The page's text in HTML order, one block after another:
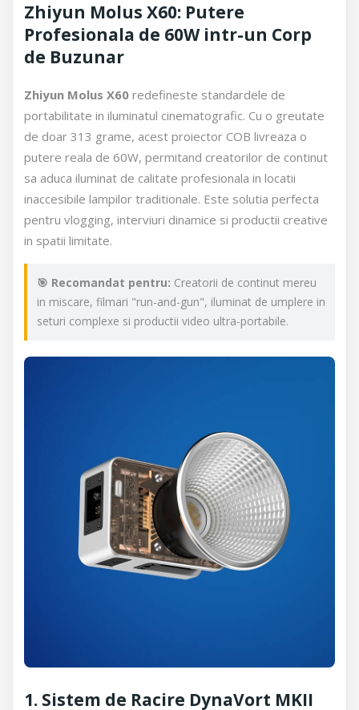
Zhiyun Molus X60: Putere
Profesionala de 60W intr-un Corp
de Buzunar
Zhiyun Molus X60 redefineste standardele de
portabilitate in iluminatul cinematografic. Cu o greutate
de doar 313 grame, acest proiector COB livreaza o
putere reala de 60W, permitand creatorilor de continut
sa aduca iluminat de calitate profesionala in locatii
inaccesibile lampilor traditionale. Este solutia perfecta
pentru vlogging, interviuri dinamice si productii creative
in spatii limitate.
🎯 Recomandat pentru: Creatorii de continut mereu
in miscare, filmari "run-and-gun", iluminat de umplere in
seturi complexe si productii video ultra-portabile.
1. Sistem de Racire DynaVort MKII